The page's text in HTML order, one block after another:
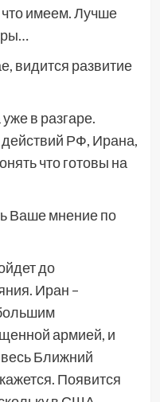
имеем. Лучше
видится развитие
в разгаре.
РФ, Ирана,
что готовы на
Ваше мнение по
до
Иран –
армией, и
Ближний
Появится